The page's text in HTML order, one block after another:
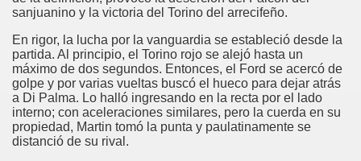
sanjuanino y la victoria del Torino del arrecifeño.
En rigor, la lucha por la vanguardia se estableció desde la
partida. Al principio, el Torino rojo se alejó hasta un
máximo de dos segundos. Entonces, el Ford se acercó de
golpe y por varias vueltas buscó el hueco para dejar atrás
a Di Palma. Lo halló ingresando en la recta por el lado
interno; con aceleraciones similares, pero la cuerda en su
propiedad, Martin tomó la punta y paulatinamente se
distanció de su rival.